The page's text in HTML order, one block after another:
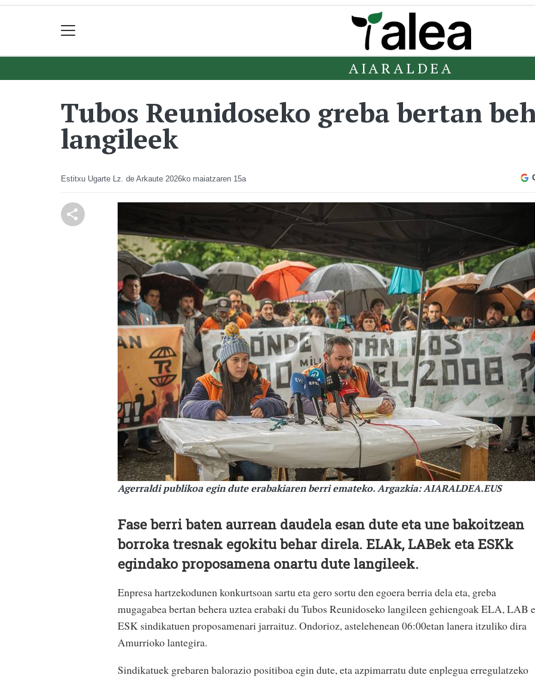
AIARALDEA
Tubos Reunidoseko greba bertan
langileek
Estitxu Ugarte Lz. de Arkaute 2026ko maiatzaren 15a
Agerraldi publikoa egin dute erabakiaren berri emateko. Argazkia: AIARALDEA.EUS
Fase berri baten aurrean daudela esan dute eta une bakoitzean
borroka tresnak egokitu behar direla. ELAk, LABek eta ESKk
egindako proposamena onartu dute langileek.
Enpresa hartzekodunen konkurtsoan sartu eta gero sortu den egoera berria dela eta, greba
mugagabea bertan behera uztea erabaki du Tubos Reunidoseko langileen gehiengoak ELA, LAB
ESK sindikatuen proposamenari jarraituz. Ondorioz, astelehenean 06:00etan lanera itzuliko dira
Amurrioko lantegira.
Sindikatuek grebaren balorazio positiboa egin dute, eta azpimarratu dute enplegua erregulatzeko